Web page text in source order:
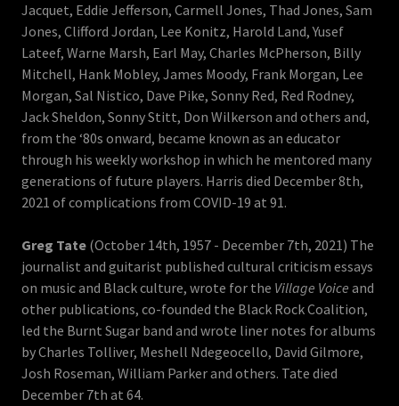
Jacquet, Eddie Jefferson, Carmell Jones, Thad Jones, Sam
Jones, Clifford Jordan, Lee Konitz, Harold Land, Yusef
Lateef, Warne Marsh, Earl May, Charles McPherson, Billy
Mitchell, Hank Mobley, James Moody, Frank Morgan, Lee
Morgan, Sal Nistico, Dave Pike, Sonny Red, Red Rodney,
Jack Sheldon, Sonny Stitt, Don Wilkerson and others and,
from the ‘80s onward, became known as an educator
through his weekly workshop in which he mentored many
generations of future players. Harris died December 8th,
2021 of complications from COVID-19 at 91.
Greg Tate (October 14th, 1957 - December 7th, 2021) The
journalist and guitarist published cultural criticism essays
on music and Black culture, wrote for the Village Voice and
other publications, co-founded the Black Rock Coalition,
led the Burnt Sugar band and wrote liner notes for albums
by Charles Tolliver, Meshell Ndegeocello, David Gilmore,
Josh Roseman, William Parker and others. Tate died
December 7th at 64.